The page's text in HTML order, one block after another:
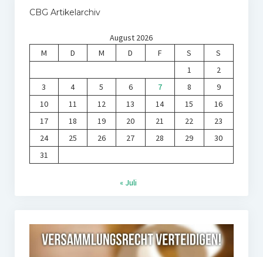
CBG Artikelarchiv
August 2026
M
D M D F S
S
1
2
3
4 5 6 7 8
9
10
11 12 13 14 15
16
17
18 19 20 21 22
23
24
25 26 27 28 29
30
31
« Juli